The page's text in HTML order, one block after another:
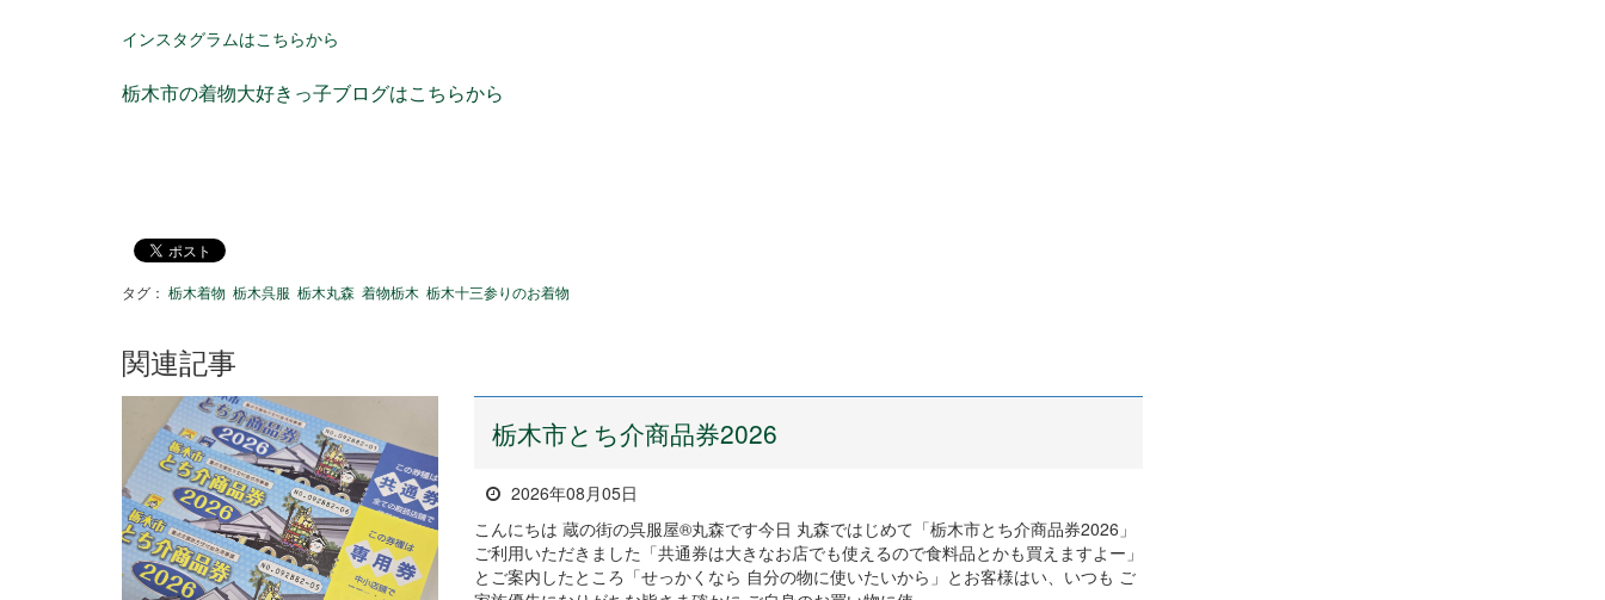
インスタグラムはこちらから
栃木市の着物大好きっ子ブログはこちらから
タグ： 栃木着物 栃木呉服 栃木丸森 着物栃木 栃木十三参りのお着物
関連記事
栃木市とち介商品券2026
2026年08月05日
こんにちは 蔵の街の呉服屋®丸森です今日 丸森ではじめて「栃木市とち介商品券2026」
ご利用いただきました「共通券は大きなお店でも使えるので食料品とかも買えますよー」
とご案内したところ「せっかくなら 自分の物に使いたいから」とお客様はい、いつも ご